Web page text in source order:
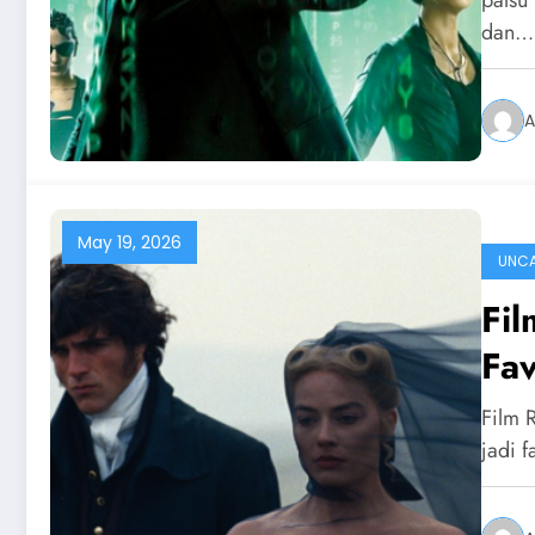
dan…
May 19, 2026
Film
jadi